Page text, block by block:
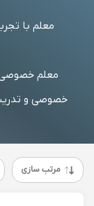
معلم با
معلم خصوصی
خصوصی و
مرتب سازی